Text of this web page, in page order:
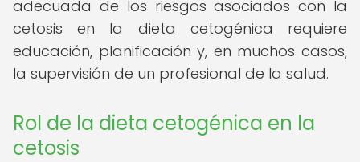
adecuada de los riesgos asociados con la
cetosis en la dieta cetogénica requiere
educación, planificación y, en muchos casos,
la supervisión de un profesional de la salud.
Rol de la dieta cetogénica en la
cetosis